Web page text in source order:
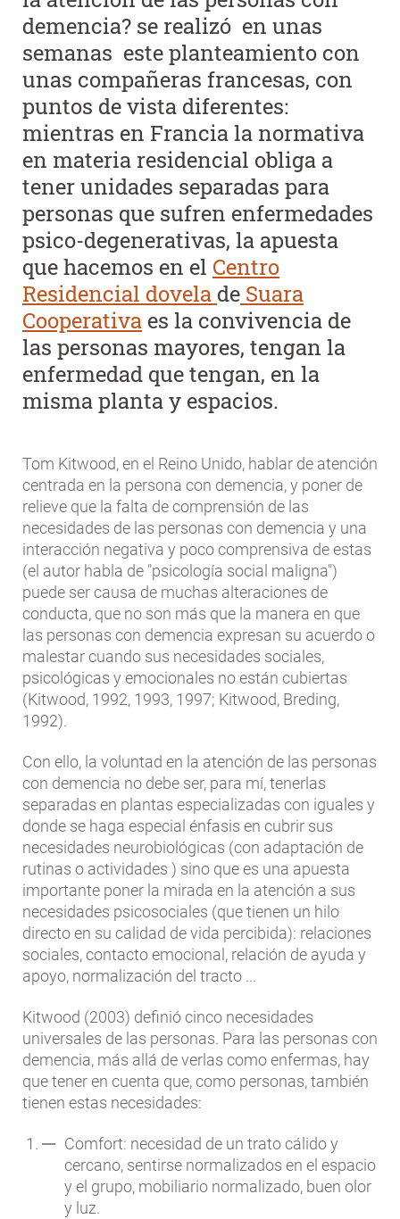
demencia? se realizó en unas
semanas este planteamiento con
unas compañeras francesas, con
puntos de vista diferentes:
mientras en Francia la normativa
en materia residencial obliga a
tener unidades separadas para
personas que sufren enfermedades
psico-degenerativas, la apuesta
que hacemos en el Centro
Residencial dovela de Suara
Cooperativa es la convivencia de
las personas mayores, tengan la
enfermedad que tengan, en la
misma planta y espacios.
Tom Kitwood, en el Reino Unido, hablar de atención
centrada en la persona con demencia, y poner de
relieve que la falta de comprensión de las
necesidades de las personas con demencia y una
interacción negativa y poco comprensiva de estas
(el autor habla de "psicología social maligna")
puede ser causa de muchas alteraciones de
conducta, que no son más que la manera en que
las personas con demencia expresan su acuerdo o
malestar cuando sus necesidades sociales,
psicológicas y emocionales no están cubiertas
(Kitwood, 1992, 1993, 1997; Kitwood, Breding,
1992).
Con ello, la voluntad en la atención de las personas
con demencia no debe ser, para mí, tenerlas
separadas en plantas especializadas con iguales y
donde se haga especial énfasis en cubrir sus
necesidades neurobiológicas (con adaptación de
rutinas o actividades ) sino que es una apuesta
importante poner la mirada en la atención a sus
necesidades psicosociales (que tienen un hilo
directo en su calidad de vida percibida): relaciones
sociales, contacto emocional, relación de ayuda y
apoyo, normalización del tracto ...
Kitwood (2003) definió cinco necesidades
universales de las personas. Para las personas con
demencia, más allá de verlas como enfermas, hay
que tener en cuenta que, como personas, también
tienen estas necesidades:
Comfort: necesidad de un trato cálido y
cercano, sentirse normalizados en el espacio
y el grupo, mobiliario normalizado, buen olor
y luz.